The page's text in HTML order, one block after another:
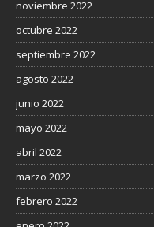
noviembre 2022
octubre 2022
septiembre 2022
agosto 2022
junio 2022
mayo 2022
abril 2022
marzo 2022
febrero 2022